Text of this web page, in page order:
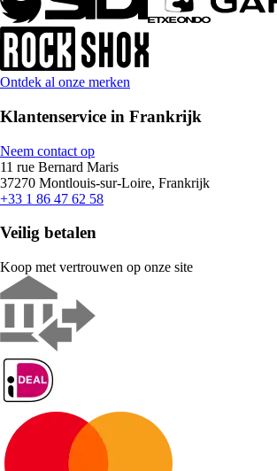
Ontdek al onze merken
Klantenservice in Frankrijk
Neem contact op
11 rue Bernard Maris
37270 Montlouis-sur-Loire, Frankrijk
+33 1 86 47 62 58
Veilig betalen
Koop met vertrouwen op onze site